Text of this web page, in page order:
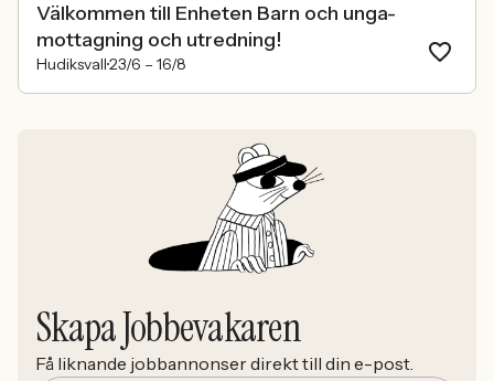
Välkommen till Enheten Barn och unga-
mottagning och utredning!
Hudiksvall23/6 – 16/8
Skapa Jobbevakaren
Få liknande jobbannonser direkt till din e-post.